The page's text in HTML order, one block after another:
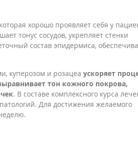
хорошо проявляет себя у
тонус сосудов, укрепляет стенки
состав эпидермиса,
куперозом и розацеа ускоряет
тон кожного покрова,
. В составе комплексного курса
Для достижения желаемого